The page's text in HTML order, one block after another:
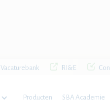
Vacaturebank RI&E
Producten SBA Academie